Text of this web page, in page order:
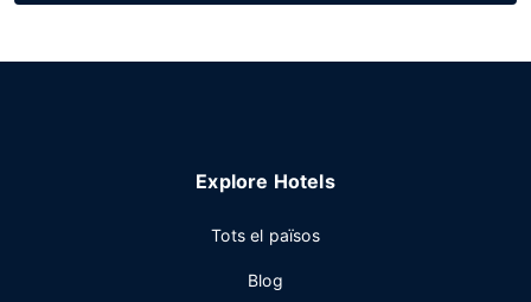
Explore Hotels
Tots el països
Blog